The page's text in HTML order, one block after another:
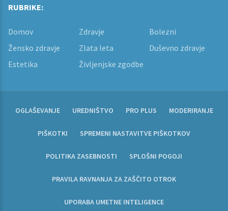
RUBRIKE:
Domov Zdravje
Bolezni
Žensko zdravje
Zlata leta
Duševno zdravje
Estetika
Življenjske zgodbe
OGLAŠEVANJE UREDNIŠTVO PRO PLUS MODERIRANJE
PIŠKOTKI SPREMENI NASTAVITVE PIŠKOTKOV
POLITIKA ZASEBNOSTI SPLOŠNI POGOJI
PRAVILA RAVNANJA ZA ZAŠČITO OTROK
UPORABA UMETNE INTELIGENCE